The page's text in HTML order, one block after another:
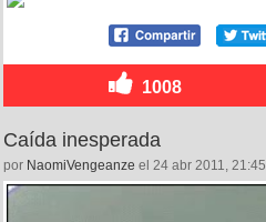
1008
Caída inesperada
por NaomiVengeanze el 24 abr 2011, 21:45